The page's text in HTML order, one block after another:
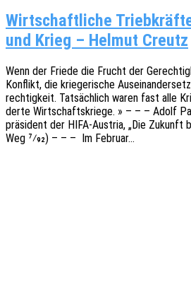
Wirt­schaft­li­che
und Krieg – Hel­mut Creutz
Wenn der Friede die Frucht der
Konflikt, die krie­ge­ri­sche
rech­tig­keit. Tatsäch­lich waren fast alle
der­te Wirt­schafts­krie­ge. » – – – Adolf
prä­si­dent der HIFA-Austria, „Die Zukunft
Weg 7⁄92) – – – Im Februar…